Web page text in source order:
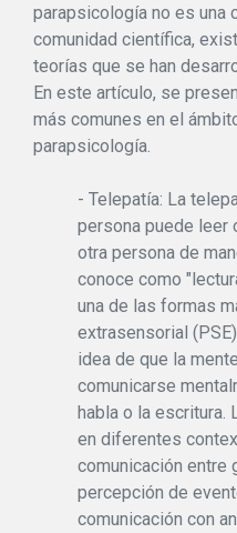
parapsicología no es una
comunidad científica,
teorías que se han
En este artículo, se
más comunes en el
parapsicología.
- Telepatía: La
persona puede leer
otra persona de
conoce como
una de las formas
extrasensorial
idea de que la
comunicarse
habla o la escritura.
en diferentes
comunicación entre
percepción de
comunicación con